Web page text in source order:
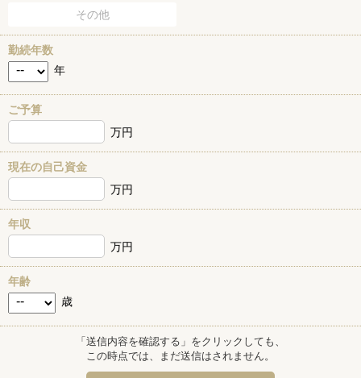
その他
勤続年数
年
ご予算
万円
現在の自己資金
万円
年収
万円
年齢
歳
「送信内容を確認する」をクリックしても、
この時点では、まだ送信はされません。